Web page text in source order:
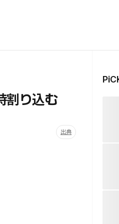
割り込む
出典